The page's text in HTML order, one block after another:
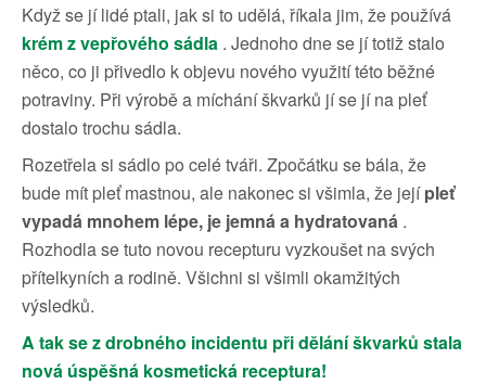
Když se jí lidé ptali, jak si to udělá, říkala jim, že používá
krém z vepřového sádla . Jednoho dne se jí totiž stalo
něco, co ji přivedlo k objevu nového využití této běžné
potraviny. Při výrobě a míchání škvarků jí se jí na pleť
dostalo trochu sádla.
Rozetřela si sádlo po celé tváři. Zpočátku se bála, že
bude mít pleť mastnou, ale nakonec si všimla, že jejípleť
vypadá mnohem lépe, je jemná a hydratovaná .
Rozhodla se tuto novou recepturu vyzkoušet na svých
přítelkyních a rodině. Všichni si všimli okamžitých
výsledků.
A tak se z drobného incidentu při dělání škvarků stala
nová úspěšná kosmetická receptura!